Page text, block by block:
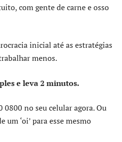
com gente de carne e osso
inicial até as estratégias
menos.
e leva 2 minutos.
0800 no seu celular agora. Ou
um ‘oi’ para esse mesmo